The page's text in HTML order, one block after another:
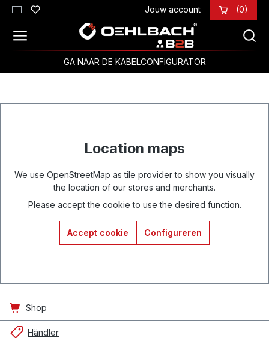
Ga naar de hoofdinhoud Jouw account (0)
GA NAAR DE KABELCONFIGURATOR
Location maps
We use OpenStreetMap as tile provider to show you visually
the location of our stores and merchants.
Please accept the cookie to use the desired function.
Accept cookie Configureren
Shop
Händler